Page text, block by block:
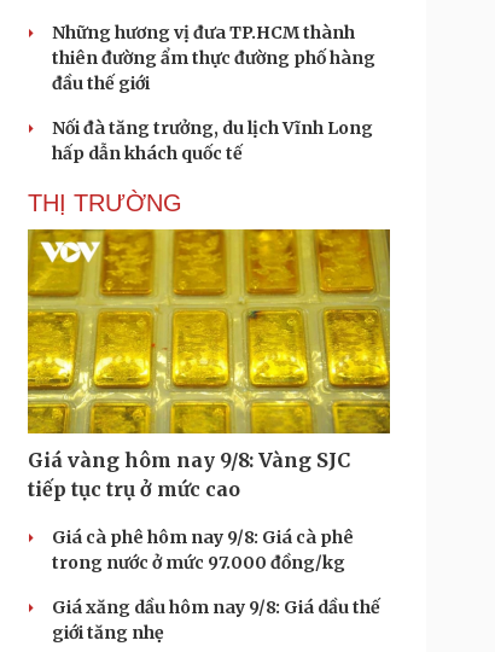
Những hương vị đưa TP.HCM thành
thiên đường ẩm thực đường phố hàng
đầu thế giới
Nối đà tăng trưởng, du lịch Vĩnh Long
hấp dẫn khách quốc tế
THỊ TRƯỜNG
Giá vàng hôm nay 9/8: Vàng SJC
tiếp tục trụ ở mức cao
Giá cà phê hôm nay 9/8: Giá cà phê
trong nước ở mức 97.000 đồng/kg
Giá xăng dầu hôm nay 9/8: Giá dầu thế
giới tăng nhẹ